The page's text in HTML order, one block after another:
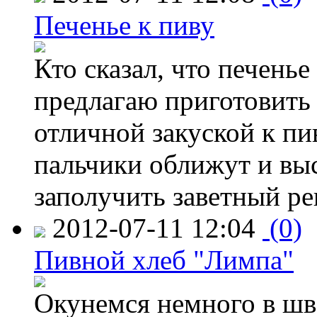
Печенье к пиву
Кто сказал, что
предлагаю
отличной закуской к
пальчики оближут и
заполучить заветный
2012-07-11 12:04 (0)
Пивной хлеб "Лимпа"
Окунемся немного в